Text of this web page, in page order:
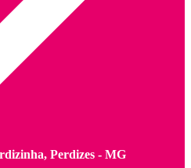
Perdizes - MG